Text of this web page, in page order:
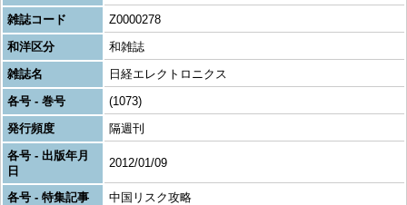
雑誌コード
Z0000278
和洋区分
和雑誌
雑誌名
日経エレクトロニクス
各号 - 巻号
(1073)
発行頻度
隔週刊
各号 - 出版年月
日
2012/01/09
各号 - 特集記事
中国リスク攻略